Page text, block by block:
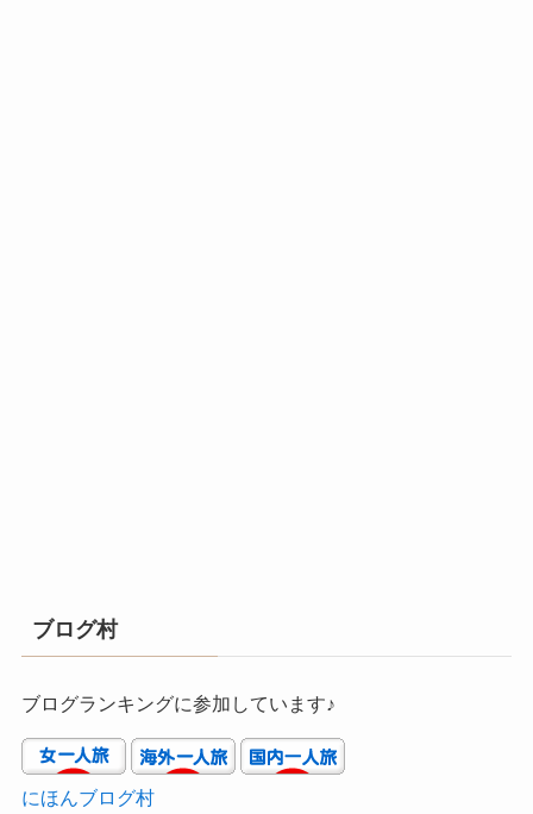
ブログ村
ブログランキングに参加しています♪
にほんブログ村